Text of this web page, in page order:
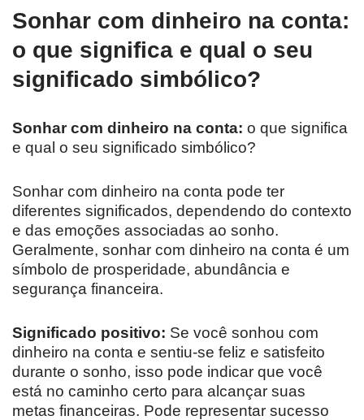
Sonhar com dinheiro na conta:
o que significa e qual o seu
significado simbólico?
Sonhar com dinheiro na conta: o que significa
e qual o seu significado simbólico?
Sonhar com dinheiro na conta pode ter
diferentes significados, dependendo do contexto
e das emoções associadas ao sonho.
Geralmente, sonhar com dinheiro na conta é um
símbolo de prosperidade, abundância e
segurança financeira.
Significado positivo: Se você sonhou com
dinheiro na conta e sentiu-se feliz e satisfeito
durante o sonho, isso pode indicar que você
está no caminho certo para alcançar suas
metas financeiras. Pode representar sucesso